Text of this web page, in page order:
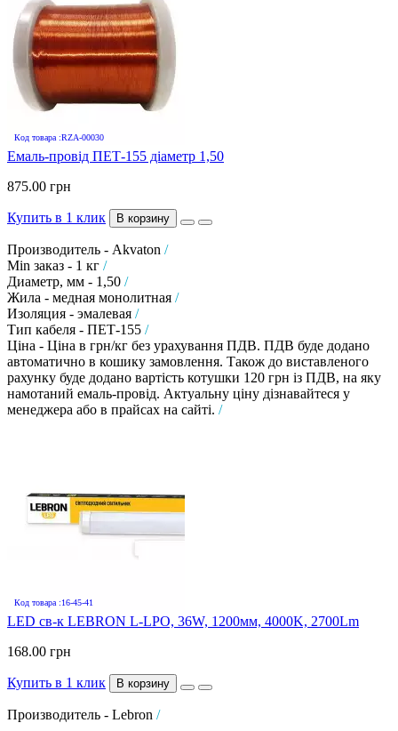
Код товара :RZA-00030
Емаль-провід ПЕТ-155 діаметр 1,50
875.00 грн
Купить в 1 клик В корзину
Производитель - Akvaton /
Min заказ - 1 кг /
Диаметр, мм - 1,50 /
Жила - медная монолитная /
Изоляция - эмалевая /
Тип кабеля - ПЕТ-155 /
Ціна - Ціна в грн/кг без урахування ПДВ. ПДВ буде додано
автоматично в кошику замовлення. Також до виставленого
рахунку буде додано вартість котушки 120 грн із ПДВ, на яку
намотаний емаль-провід. Актуальну ціну дізнавайтеся у
менеджера або в прайсах на сайті. /
Код товара :16-45-41
LED св-к LEBRON L-LPO, 36W, 1200мм, 4000K, 2700Lm
168.00 грн
Купить в 1 клик В корзину
Производитель - Lebron /